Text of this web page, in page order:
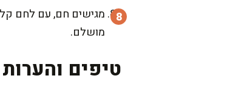
מגישים חם, עם לחם
מושלם.
טיפים